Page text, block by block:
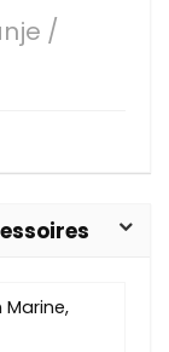
/
Marine,